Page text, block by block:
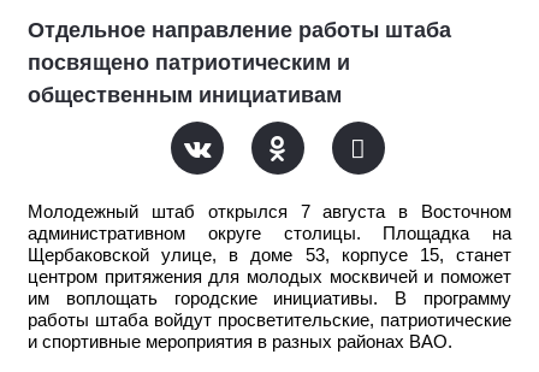
Отдельное направление работы штаба
посвящено патриотическим и
общественным инициативам
Молодежный штаб открылся 7 августа в Восточном
административном округе столицы. Площадка на
Щербаковской улице, в доме 53, корпусе 15, станет
центром притяжения для молодых москвичей и поможет
им воплощать городские инициативы. В программу
работы штаба войдут просветительские, патриотические
и спортивные мероприятия в разных районах ВАО.